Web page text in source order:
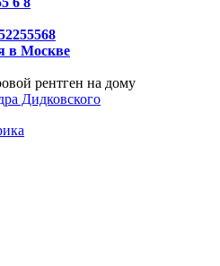
в Москве
Дидковского